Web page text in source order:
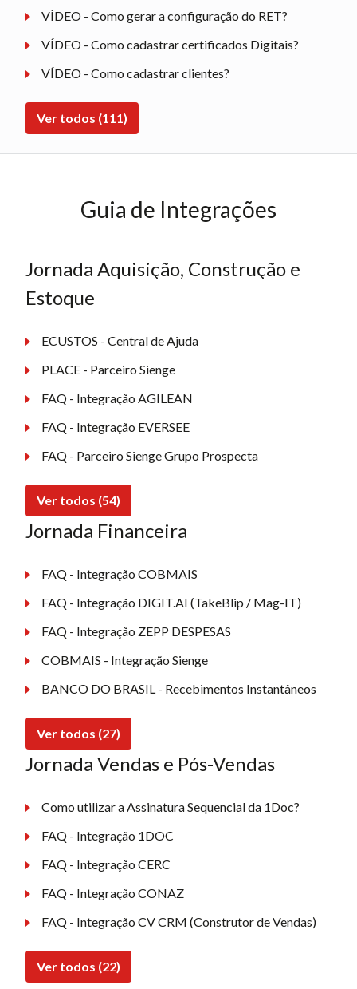
VÍDEO - Como gerar a configuração do RET?
VÍDEO - Como cadastrar certificados Digitais?
VÍDEO - Como cadastrar clientes?
Ver todos (111)
Guia de Integrações
Jornada Aquisição, Construção e
Estoque
ECUSTOS - Central de Ajuda
PLACE - Parceiro Sienge
FAQ - Integração AGILEAN
FAQ - Integração EVERSEE
FAQ - Parceiro Sienge Grupo Prospecta
Ver todos (54)
Jornada Financeira
FAQ - Integração COBMAIS
FAQ - Integração DIGIT.AI (TakeBlip / Mag-IT)
FAQ - Integração ZEPP DESPESAS
COBMAIS - Integração Sienge
BANCO DO BRASIL - Recebimentos Instantâneos
Ver todos (27)
Jornada Vendas e Pós-Vendas
Como utilizar a Assinatura Sequencial da 1Doc?
FAQ - Integração 1DOC
FAQ - Integração CERC
FAQ - Integração CONAZ
FAQ - Integração CV CRM (Construtor de Vendas)
Ver todos (22)